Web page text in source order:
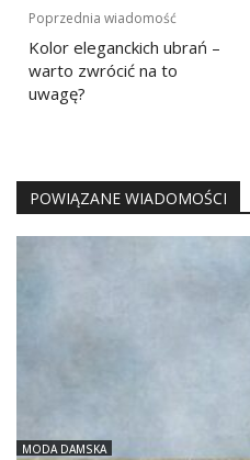
Nawigacja
wpisu
Poprzednia wiadomość
Kolor eleganckich ubrań –
warto zwrócić na to
uwagę?
POWIĄZANE WIADOMOŚCI
MODA DAMSKA